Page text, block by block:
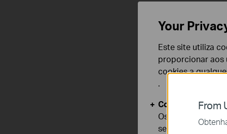
From
Your
Este site utiliza
proporcionar aos
cookies a
.
Cookies Básicos
Os cookies são
seus sistemas.